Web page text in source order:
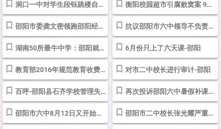
洞口一中对学生段钰跳楼自杀死亡事故的说明-邵阳 衡阳校园超市引腐败窝案 9所中学13位领导被查--时政--人民网
邵阳市委龚文密领跑邵阳经济大跨越-邵阳 抗议邵阳市六中领导不负责任的决策_咨询求助_投诉直通车_华声在线
湖南50所最牛中学：邵阳就这2所-邵阳 6月份只上了六天课-邵阳
教育部2016年规范教育收费治理教育乱收费工作的实施意见 - 中华人民共和... 对市二中校长进行审计-邵阳
百呼-邵阳县石齐学校管理失职，延误我儿病情的抢救致其死亡 再次投诉邵阳六中暑假补课收费_投诉举报_投诉直通车_华声在线
邵阳市六中8月12日又开始补课了_投诉举报_投诉直通车_华声在线 邵阳市二中校长张光耀严重违纪